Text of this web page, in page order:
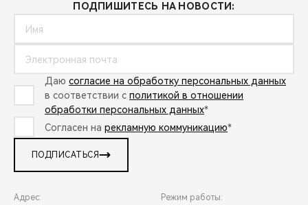
ПОДПИШИТЕСЬ НА НОВОСТИ:
Даю согласие на обработку персональных данных
в соответствии с политикой в отношении
обработки персональных данных*
Согласен на рекламную коммуникацию*
ПОДПИСАТЬСЯ
Адрес: Режим работы: